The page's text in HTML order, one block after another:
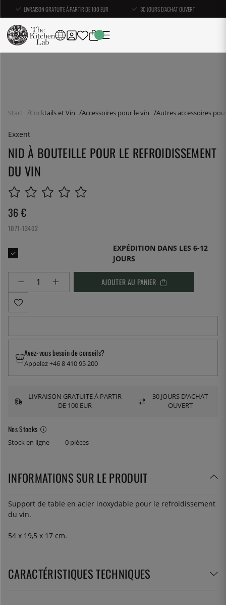
LIVRAISON GRATUITE À PARTIR DE 100 EUR 30 JOURS D'ACHAT OUVERT
Start Cocktails et Vin Accessoires pour le vin Autres accessoires
Exxent
NID À BOUTEILLE POUR LE REFROIDISSEMENT
DU VIN
36 €
1071-13402
EXPÉDITION DANS LES 6-12
JOURS
AJOUTER AU PANIER
Nos Stocks
Stock en ligne 0 pièces
Avez-vous besoin de conseils?
Appelez +46 8 410 95 200
LIVRAISON GRATUITE À PARTIR
DE 100 EUR
30 JOURS D'ACHAT
OUVERT
INFORMATIONS SUR LE PRODUIT
Support de table en acier inoxydable pour le refroidissement
du vin.
54 x 19,5 x 17 cm.
CARACTÉRISTIQUES TECHNIQUES